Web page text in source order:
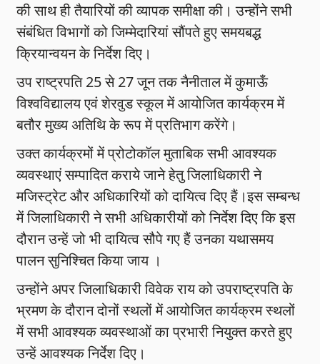
की साथ ही तैयारियों की व्यापक समीक्षा की। उन्होंने सभी
संबंधित विभागों को जिम्मेदारियां सौंपते हुए समयबद्ध
क्रियान्वयन के निर्देश दिए।
उप राष्ट्रपति 25 से 27 जून तक नैनीताल में कुमाऊँ
विश्वविद्यालय एवं शेरवुड स्कूल में आयोजित कार्यक्रम में
बतौर मुख्य अतिथि के रूप में प्रतिभाग करेंगे।
उक्त कार्यक्रमों में प्रोटोकॉल मुताबिक सभी आवश्यक
व्यवस्थाएं सम्पादित कराये जाने हेतु जिलाधिकारी ने
मजिस्ट्रेट और अधिकारियों को दायित्व दिए हैं।इस सम्बन्ध
में जिलाधिकारी ने सभी अधिकारीयों को निर्देश दिए कि इस
दौरान उन्हें जो भी दायित्व सौपे गए हैं उनका यथासमय
पालन सुनिश्चित किया जाय ।
उन्होंने अपर जिलाधिकारी विवेक राय को उपराष्ट्रपति के
भ्रमण के दौरान दोनों स्थलों में आयोजित कार्यक्रम स्थलों
में सभी आवश्यक व्यवस्थाओं का प्रभारी नियुक्त करते हुए
उन्हें आवश्यक निर्देश दिए।